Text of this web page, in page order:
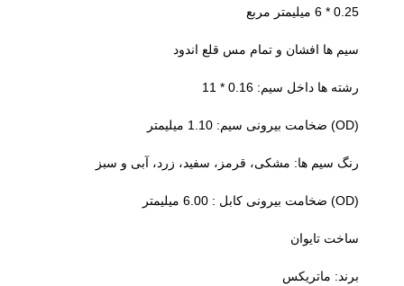
0.25 * 6 میلیمتر مربع
سیم ها افشان و تمام مس قلع اندود
رشته ها داخل سیم: 0.16 * 11
(OD) ضخامت بیرونی سیم: 1.10 میلیمتر
رنگ سیم ها: مشکی، قرمز، سفید، زرد، آبی و سبز
(OD) ضخامت بیرونی کابل : 6.00 میلیمتر
ساخت تایوان
برند: ماتریکس